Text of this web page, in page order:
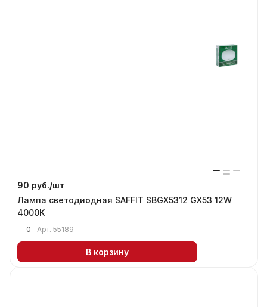
90 руб./шт
Лампа светодиодная SAFFIT SBGX5312 GX53 12W
4000K
0 Арт. 55189
В корзину